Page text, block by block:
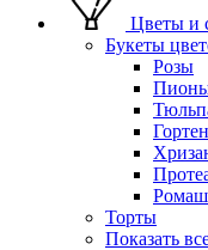
Цветы и
Букеты
Розы
Торты
Показать